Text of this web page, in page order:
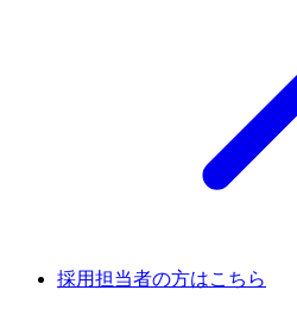
採用担当者の方はこちら